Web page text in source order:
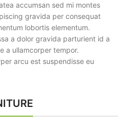
accumsan sed mi montes
gravida per consequat
lobortis elementum.
a dolor gravida parturient id a
a ullamcorper tempor.
arcu est suspendisse eu